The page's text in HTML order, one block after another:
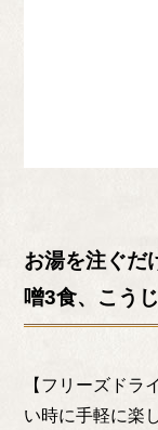
お湯を注ぐ
噌3食、こう
【フリーズドラ
い時に手軽に楽